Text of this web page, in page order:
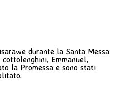
durante la Santa Messa
Emmanuel,
la Promessa e sono stati